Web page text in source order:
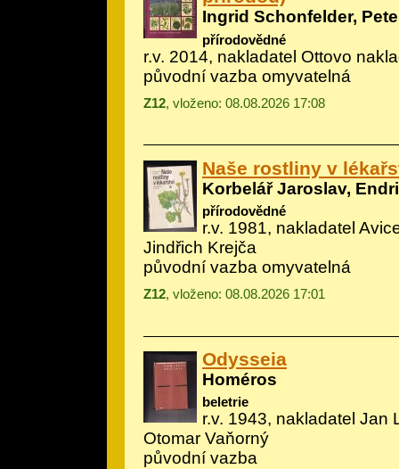
Ingrid Schonfelder,
přírodovědné
r.v. 2014, nakladatel Ottovo
původní vazba omyvatelná
Z12, vloženo: 08.08.2026 17:08
Naše rostliny v
Korbelář Jaroslav,
přírodovědné
r.v. 1981, nakladatel
Jindřich Krejča
původní vazba omyvatelná
Z12, vloženo: 08.08.2026 17:01
Odysseia
Homéros
beletrie
r.v. 1943, nakladatel Jan
Otomar Vaňorný
původní vazba